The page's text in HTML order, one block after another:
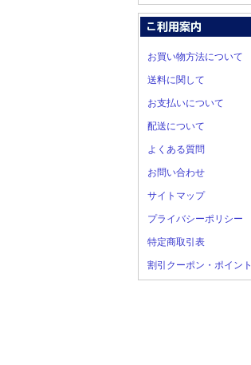
お買い物方法について
送料に関して
お支払いについて
配送について
よくある質問
お問い合わせ
サイトマップ
プライバシーポリシー
特定商取引表
割引クーポン・ポイント